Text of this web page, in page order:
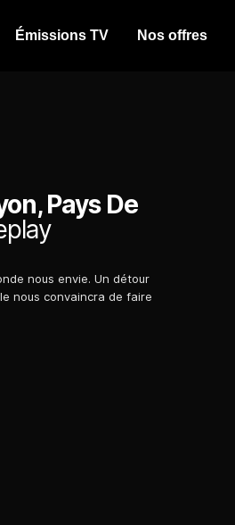
Émissions TV Nos offres
Pays De
nous envie. Un détour
nous convaincra de faire